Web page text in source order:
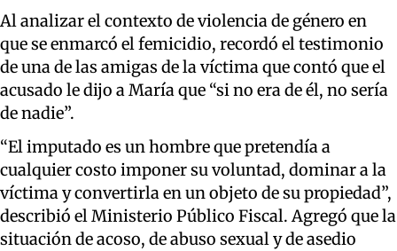
Al analizar el contexto de violencia de género en
que se enmarcó el femicidio, recordó el testimonio
de una de las amigas de la víctima que contó que el
acusado le dijo a María que “si no era de él, no sería
de nadie”.
“El imputado es un hombre que pretendía a
cualquier costo imponer su voluntad, dominar a la
víctima y convertirla en un objeto de su propiedad”,
describió el Ministerio Público Fiscal. Agregó que la
situación de acoso, de abuso sexual y de asedio